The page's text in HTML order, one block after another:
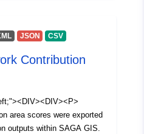
DIV></DIV>
JSON CSV
Contribution
area scores were exported
outputs within SAGA GIS.